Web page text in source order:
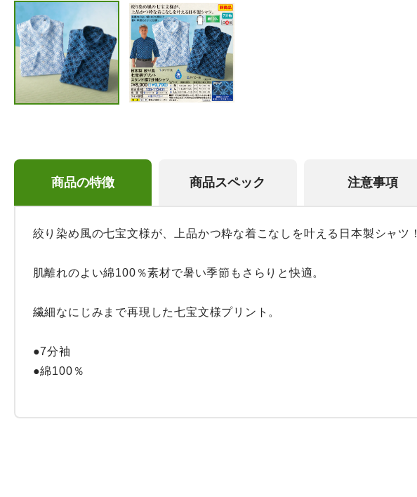
商品の特徴 商品スペック 注意事項
絞り染め風の七宝文様が、上品かつ粋な着こなしを叶える日本製シャツ！
肌離れのよい綿100％素材で暑い季節もさらりと快適。
繊細なにじみまで再現した七宝文様プリント。
●7分袖
●綿100％